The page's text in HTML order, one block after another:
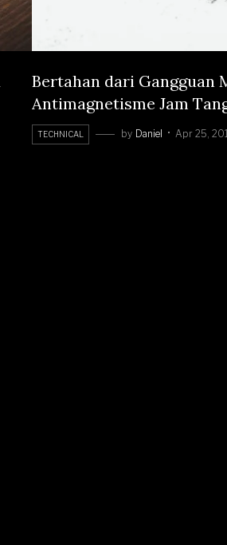
Bertahan dari Gangguan
Antimagnetisme Jam
TECHNICAL by Daniel Apr 25,